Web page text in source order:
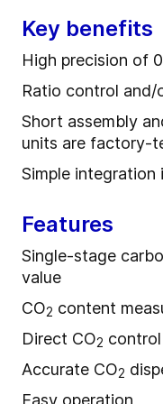
Key benefits
High precision of
Ratio control
Short assembly
units are factory-
Simple
Features
Single-stage
value
CO2 content
Direct CO2 control
Accurate CO2
Easy operation